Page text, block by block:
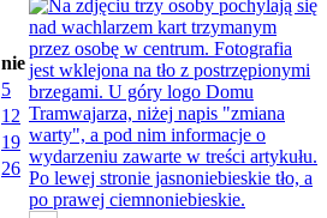
nie
5
12
19
26